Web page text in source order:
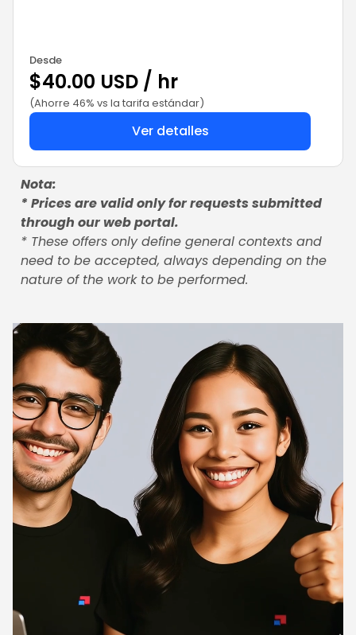
Desde
$40.00 USD / hr
(Ahorre 46% vs la tarifa estándar)
Ver detalles
Nota:
* Prices are valid only for requests submitted
through our web portal.
* These offers only define general contexts and
need to be accepted, always depending on the
nature of the work to be performed.